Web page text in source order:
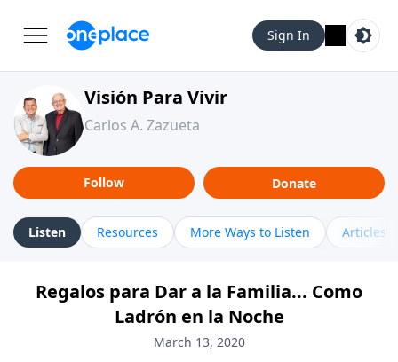
Sign In
Visión Para Vivir
Carlos A. Zazueta
Follow Donate
Listen Resources More Ways to Listen Articles
Regalos para Dar a la Familia... Como
Ladrón en la Noche
March 13, 2020